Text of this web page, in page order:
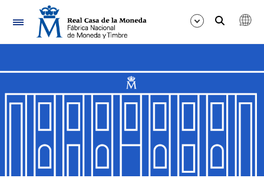
Navegación
Mostrar/Ocultar
Mostrar/Ocultar
Mostrar/Ocultar